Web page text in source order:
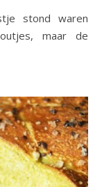
maar de